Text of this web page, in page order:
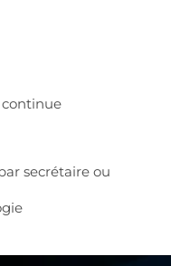
secrétaire ou